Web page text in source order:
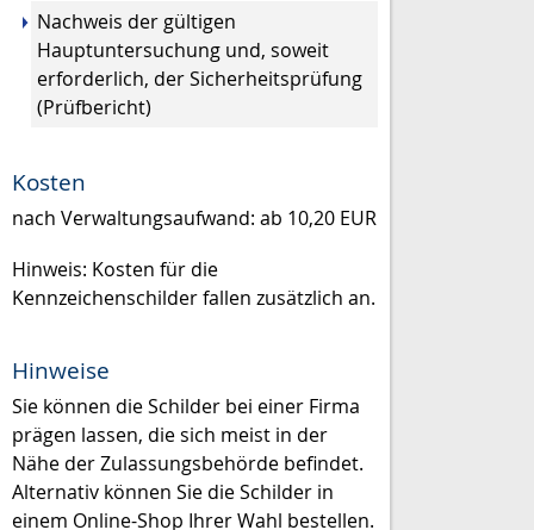
Nachweis der gültigen
Hauptuntersuchung und, soweit
erforderlich, der Sicherheitsprüfung
(Prüfbericht)
Kosten
nach Verwaltungsaufwand: ab 10,20 EUR
Hinweis: Kosten für die
Kennzeichenschilder fallen zusätzlich an.
Hinweise
Sie können die Schilder bei einer Firma
prägen lassen, die sich meist in der
Nähe der Zulassungsbehörde befindet.
Alternativ können Sie die Schilder in
einem Online-Shop Ihrer Wahl bestellen.